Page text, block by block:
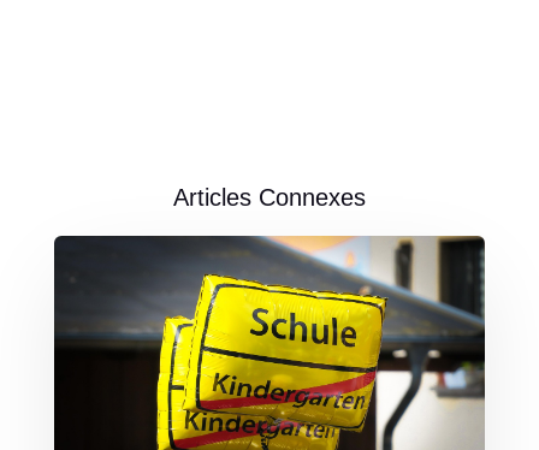
Articles Connexes